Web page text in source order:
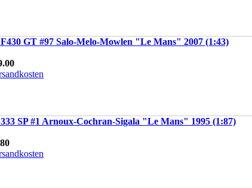
GT #97 Salo-Melo-Mowlen "Le Mans" 2007 (1:43)
SP #1 Arnoux-Cochran-Sigala "Le Mans" 1995 (1:87)